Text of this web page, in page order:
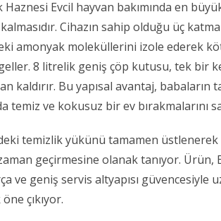
Haznesi Evcil hayvan bakımında en
Cihazın sahip olduğu üç
amonyak moleküllerini izole ederek
8 litrelik geniş çöp kutusu, tek bir
kaldırır. Bu yapısal avantaj, babaların
temiz ve kokusuz bir ev bırakmalarını
temizlik yükünü tamamen üstlenerek
geçirmesine olanak tanıyor. Ürün,
ve geniş servis altyapısı güvencesiyle
çıkıyor.